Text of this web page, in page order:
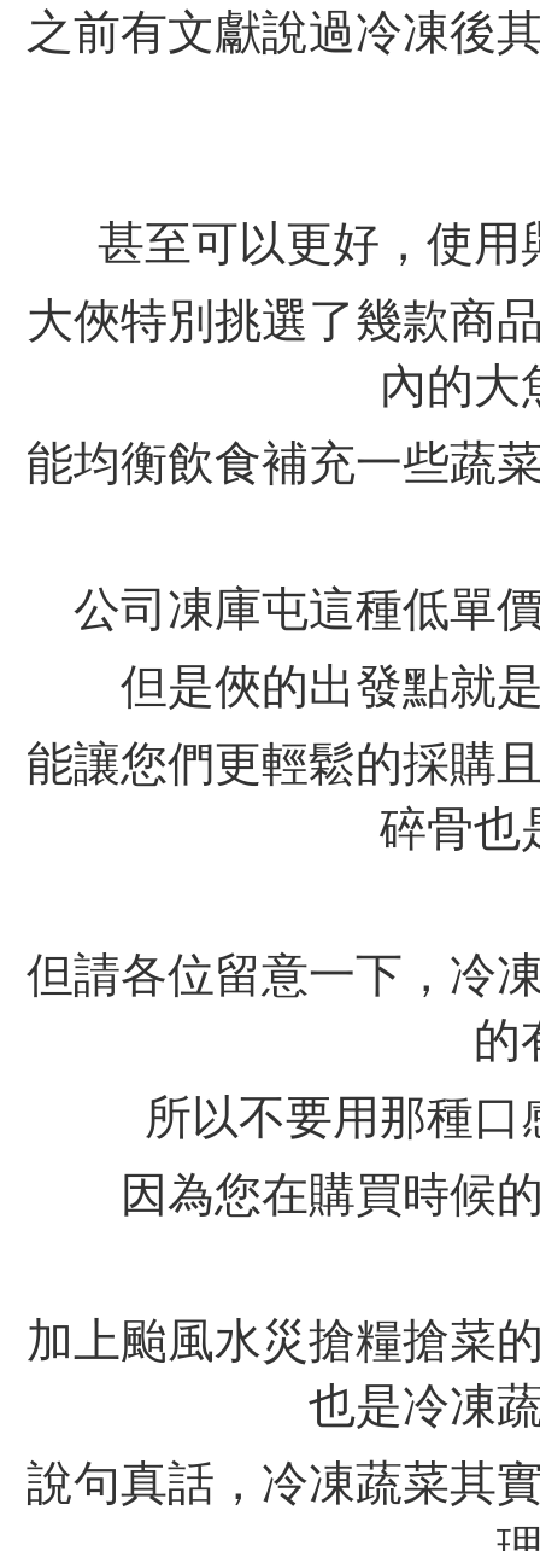
之前有文獻說過冷凍後
甚至可以更好，使
大俠特別挑選了幾款商
內的大
能均衡飲食補充一些蔬
公司凍庫屯這種低單
但是俠的出發點就
能讓您們更輕鬆的採購
碎骨也
但請各位留意一下，冷
的
所以不要用那種
因為您在購買時候
加上颱風水災搶糧搶菜
也是冷凍
說句真話，冷凍蔬菜其